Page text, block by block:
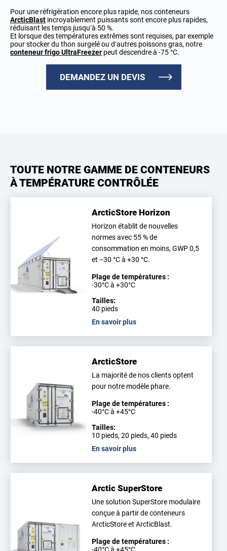
Pour une réfrigération encore plus rapide, nos conteneurs
ArcticBlast incroyablement puissants sont encore plus rapides,
réduisant les temps jusqu’à 50 %.
Et lorsque des températures extrêmes sont requises, par exemple
pour stocker du thon surgelé ou d’autres poissons gras, notre
conteneur frigo UltraFreezer peut descendre à -75 °C.
DEMANDEZ UN DEVIS
TOUTE NOTRE GAMME DE CONTENEURS
À TEMPÉRATURE CONTRÔLÉE
ArcticStore Horizon
Horizon établit de nouvelles
normes avec 55 % de
consommation en moins, GWP 0,5
et −30 °C à +30 °C.
Plage de températures :
-30°C à +30°C
Tailles:
40 pieds
En savoir plus
ArcticStore
La majorité de nos clients optent
pour notre modèle phare.
Plage de températures :
-40°C à +45°C
Tailles:
10 pieds, 20 pieds, 40 pieds
En savoir plus
Arctic SuperStore
Une solution SuperStore modulaire
conçue à partir de conteneurs
ArcticStore et ArcticBlast.
Plage de températures :
-40°C à +45°C